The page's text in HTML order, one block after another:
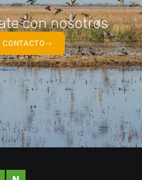
con nosotros
CONTACTO